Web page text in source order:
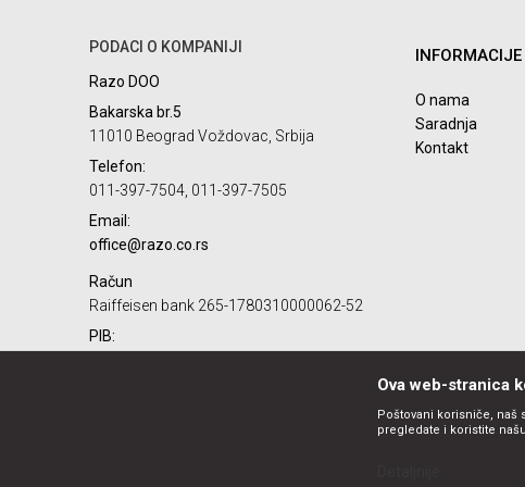
POŠALJI
PODACI O KOMPANIJI
Razo DOO
Bakarska br.5
11010 Beograd Voždovac, Srbija
Telefon:
011-397-7504, 011-397-7505
Email:
office@razo.co.rs
Račun
Raiffeisen bank 265-1780310000062-52
PIB:
INFORMACIJE
O nama
Saradnja
Kontakt
Ova web-stranica
Poštovani korisniče, naš
pregledate i koristite